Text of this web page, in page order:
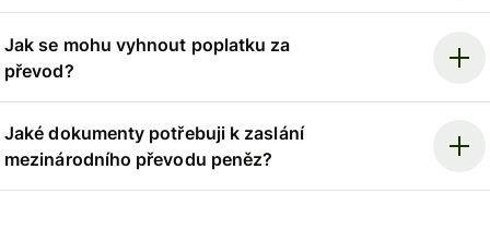
Jak se mohu vyhnout poplatku za
převod?
Jaké dokumenty potřebuji k zaslání
mezinárodního převodu peněz?